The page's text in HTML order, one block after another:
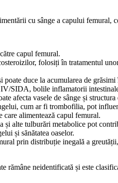
cu sânge a capului
capul femural.
folosiți în tratamentul
duce la acumularea de
SIDA, bolile inflamatorii
afecta vasele de sânge și structura
cum ar fi trombofilia, pot
care alimentează capul femural.
alte tulburări metabolice pot
și sănătatea oaselor.
prin distribuție inegală a
neidentificată și este